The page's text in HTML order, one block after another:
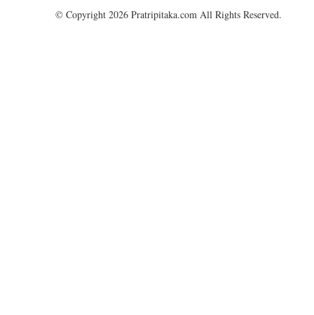
© Copyright 2026 Pratripitaka.com All Rights Reserved.